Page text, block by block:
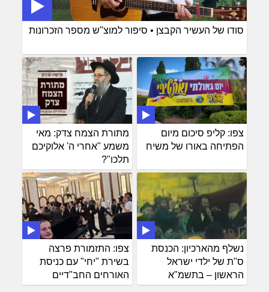
סודו של העשיר הקבצן • סיפור למוצ"ש מספר הזכרונות
מתורת הצמח צדק: מאי
משמע "אחרי ה' אלוקיכם
תלכו"?
צפו: קליפ סיכום מיום
הפתיחה באורו של משיח
צפו: התזמורת פרצה
בשירת "יחי" עם כניסת
האורחים החב"דיים
נשלף מהארכיון: הכנסת
ס"ת של ילדי ישראל
הראשון – בתשמ"א